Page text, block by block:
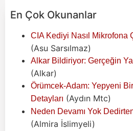
En Çok Okunanlar
CIA Kediyi Nasıl Mikrofona
(Asu Sarsılmaz)
Alkar Bildiriyor: Gerçeğin
(Alkar)
Örümcek-Adam: Yepyeni
Detayları (Aydın Mtc)
Neden Devamı Yok
(Almira İslimyeli)